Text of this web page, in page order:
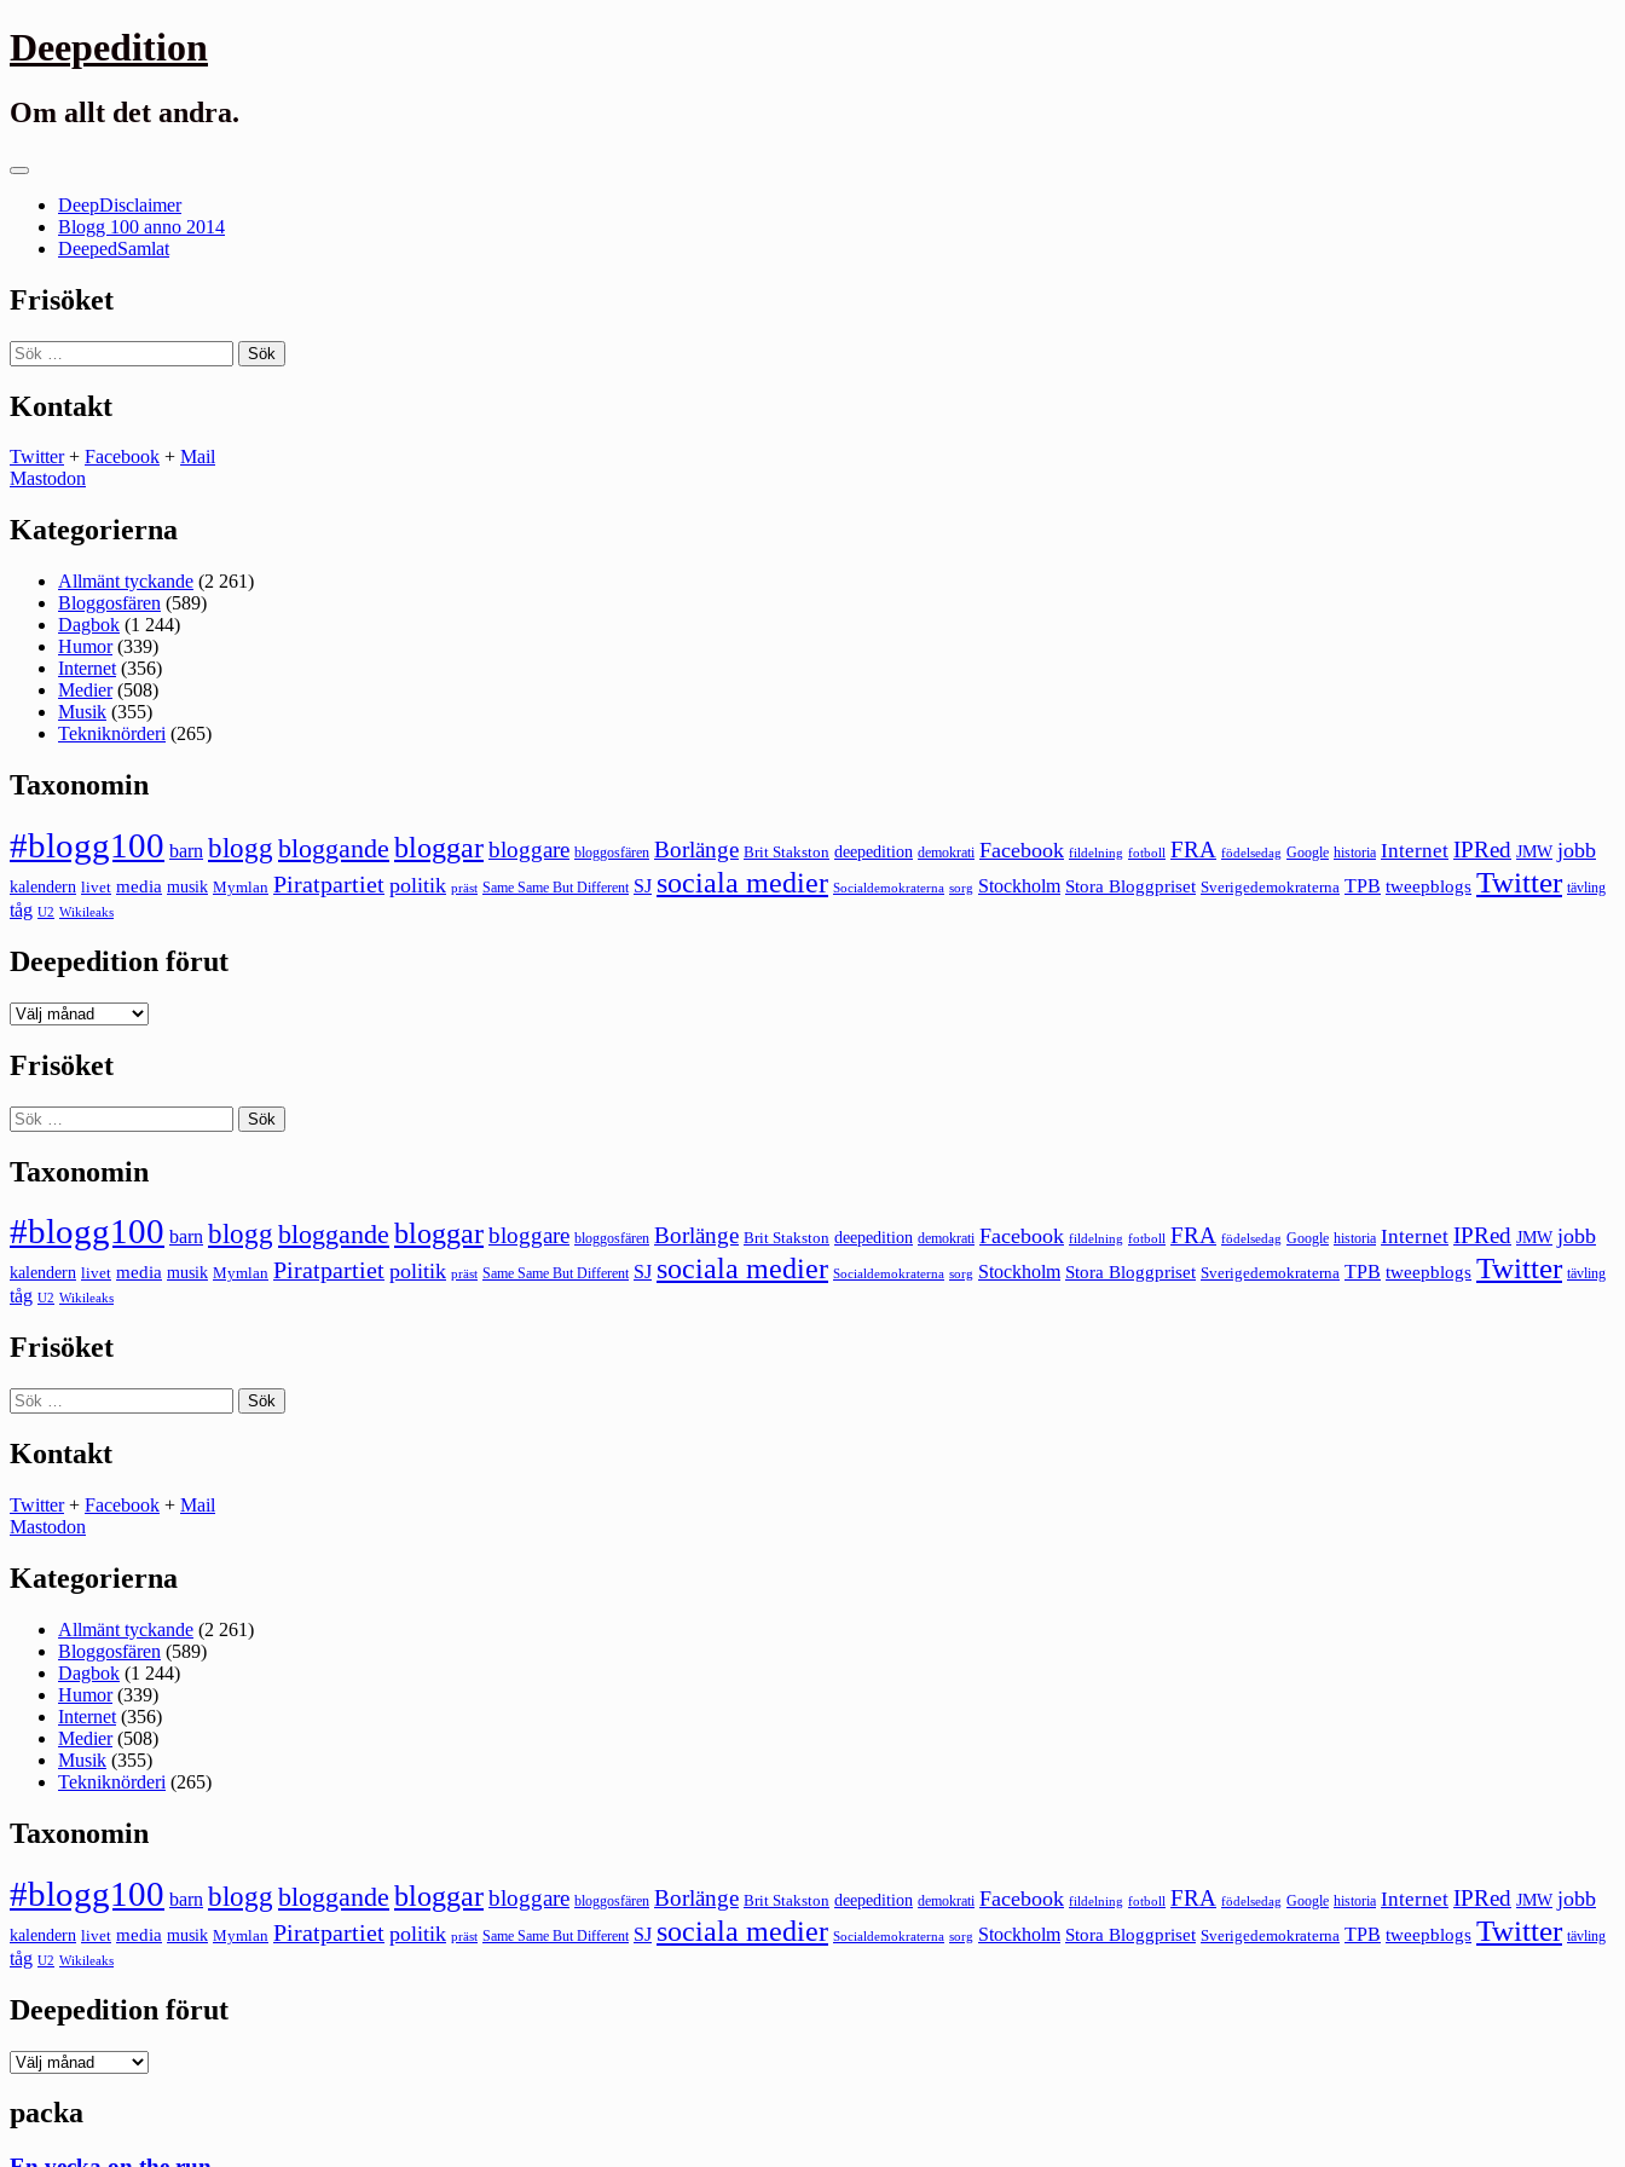
Gå
till
Deepedition
Om allt det andra.
Primär
DeepDisclaimer
Blogg 100 anno 2014
DeepedSamlat
Frisöket
Sök
efter:
Kontakt
Twitter+ Facebook + Mail
Mastodon
Kategorierna
Allmänt tyckande (2 261)
Bloggosfären (589)
Dagbok (1 244)
Humor(339)
Internet (356)
Medier(508)
Musik (355)
Tekniknörderi (265)
Taxonomin
#blogg100 barn blogg bloggande bloggarbloggare bloggosfären Borlänge Brit Stakston deepedition demokrati Facebook fildelning fotboll FRA födelsedag Google historia Internet IPRed JMW jobb
kalendern livet media musik Mymlan Piratpartiet politik präst Same Same But Different SJ sociala medier Socialdemokraterna sorg Stockholm Stora Bloggpriset Sverigedemokraterna TPB tweepblogs Twitter tävling
tåg U2 Wikileaks
Deepedition förut
Deepedition
Frisöket
Sök
efter:
Taxonomin
#blogg100 barn blogg bloggande bloggarbloggare bloggosfären Borlänge Brit Stakston deepedition demokrati Facebook fildelning fotboll FRA födelsedag Google historia Internet IPRed JMW jobb
kalendern livet media musik Mymlan Piratpartiet politik präst Same Same But Different SJ sociala medier Socialdemokraterna sorg Stockholm Stora Bloggpriset Sverigedemokraterna TPB tweepblogs Twitter tävling
tåg U2 Wikileaks
Frisöket
Sök
efter:
Kontakt
Twitter+ Facebook + Mail
Mastodon
Kategorierna
Allmänt tyckande (2 261)
Bloggosfären (589)
Dagbok (1 244)
Humor(339)
Internet (356)
Medier(508)
Musik (355)
Tekniknörderi (265)
Taxonomin
#blogg100 barn blogg bloggande bloggarbloggare bloggosfären Borlänge Brit Stakston deepedition demokrati Facebook fildelning fotboll FRA födelsedag Google historia Internet IPRed JMW jobb
kalendern livet media musik Mymlan Piratpartiet politik präst Same Same But Different SJ sociala medier Socialdemokraterna sorg Stockholm Stora Bloggpriset Sverigedemokraterna TPB tweepblogs Twitter tävling
tåg U2 Wikileaks
Deepedition förut
Deepedition
packa